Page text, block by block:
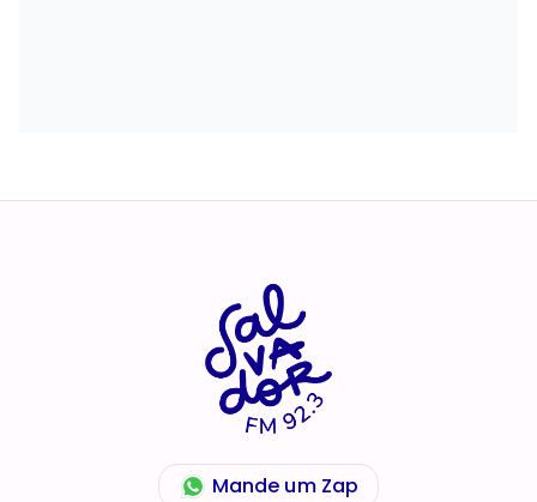
Mande um Zap